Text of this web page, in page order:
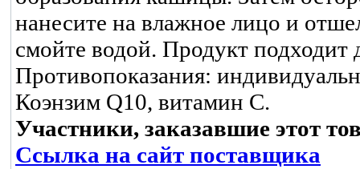
нанесите на влажное лицо и
смойте водой. Продукт подходит
Противопоказания:
Коэнзим Q10, витамин С.
Участники, заказавшие этот
Ссылка на сайт поставщика